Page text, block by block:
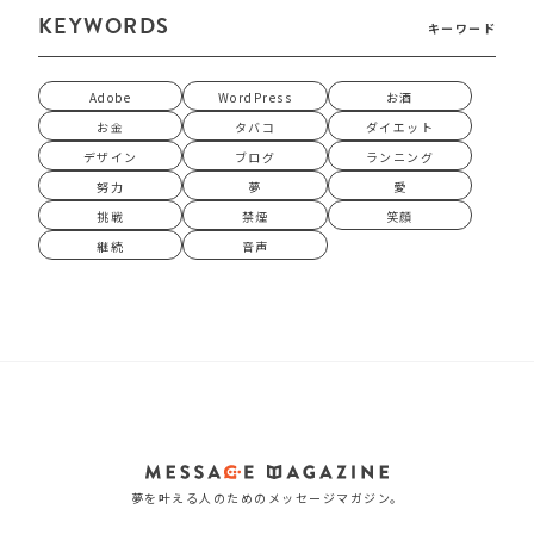
KEYWORDS キーワード
Adobe WordPress
お酒
お金
タバコ
ダイエット
デザイン
ブログ
ランニング
努力
夢
愛
挑戦
禁煙
笑顔
継続
音声
夢を叶える人のためのメッセージマガジン。